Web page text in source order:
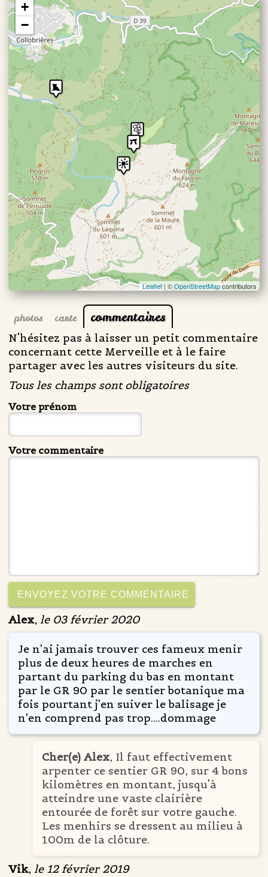
+
−
Leaflet | ©OpenStreetMapcontributors
photos carte commentaires
N'hésitez pas à laisser un petit commentaire
concernant cette Merveille et à le faire
partager avec les autres visiteurs du site.
Tous les champs sont obligatoires
Votre prénom
Votre commentaire
Alex, le 03 février 2020
Je n’ai jamais trouver ces fameux menir
plus de deux heures de marches en
partant du parking du bas en montant
par le GR 90 par le sentier botanique ma
fois pourtant j’en suiver le balisage je
n’en comprend pas trop....dommage
Cher(e) Alex, Il faut effectivement
arpenter ce sentier GR 90, sur 4 bons
kilomètres en montant, jusqu'à
atteindre une vaste clairière
entourée de forêt sur votre gauche.
Les menhirs se dressent au milieu à
100m de la clôture.
Vik, le 12 février 2019